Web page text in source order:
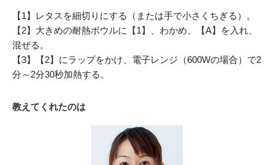
【1】レタスを細切りにする（または手で小さくちぎる）。
【2】大きめの耐熱ボウルに【1】、わかめ、【A】を入れ、
混ぜる。
【3】【2】にラップをかけ、電子レンジ（600Wの場合）で2
分～2分30秒加熱する。
教えてくれたのは